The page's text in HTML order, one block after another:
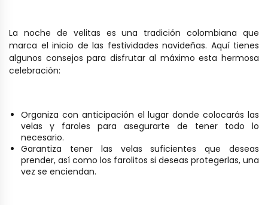
La noche de velitas es una tradición colombiana que
marca el inicio de las festividades navideñas. Aquí tienes
algunos consejos para disfrutar al máximo esta hermosa
celebración:
Organiza con anticipación el lugar donde colocarás las
velas y faroles para asegurarte de tener todo lo
necesario.
Garantiza tener las velas suficientes que deseas
prender, así como los farolitos si deseas protegerlas, una
vez se enciendan.